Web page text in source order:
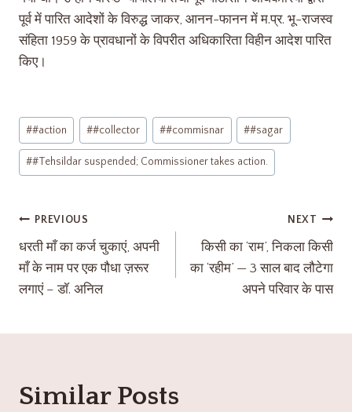
पूर्व में पारित आदेशों के विरुद्ध जाकर, आनन-फानन में म.प्र. भू-राजस्व
संहिता 1959 के प्रावधानों के विपरीत अधिकारिता विहीन आदेश पारित
किए।
##action ##collector ##commisnar ##sagar
##Tehsildar suspended; Commissioner takes action.
PREVIOUS
धरती माँ का कर्ज चुकाएं, अपनी
माँ के नाम पर एक पौधा ज़रूर
लगाएं – डाॅ. अनिल
NEXT
किसी का ‘राम’, निकला किसी
का ‘रहीम’ — 3 साल बाद लौटेगा
अपने परिवार के पास
Similar Posts